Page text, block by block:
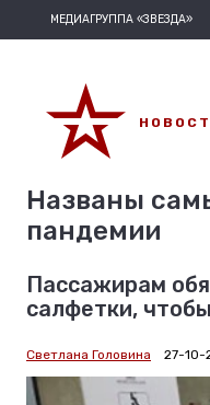
МЕДИАГРУППА «ЗВЕЗДА»
Названы
пандемии
Пассажирам
салфетки,
Светлана Головина 27-10-